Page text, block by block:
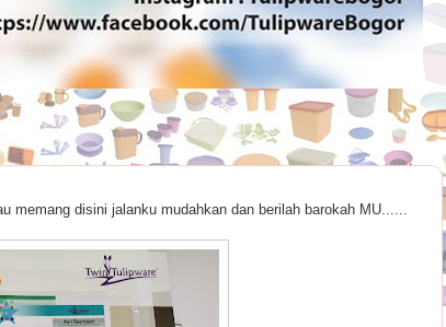
memang disini jalanku mudahkan dan berilah barokah MU......